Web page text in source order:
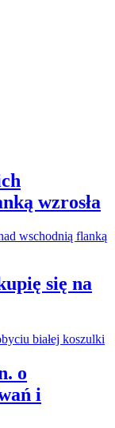
wzrosła
się na
o
i